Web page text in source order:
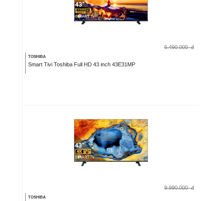
6.490.000 đ
TOSHIBA
Smart Tivi Toshiba Full HD 43 inch 43E31MP
9.990.000 đ
TOSHIBA